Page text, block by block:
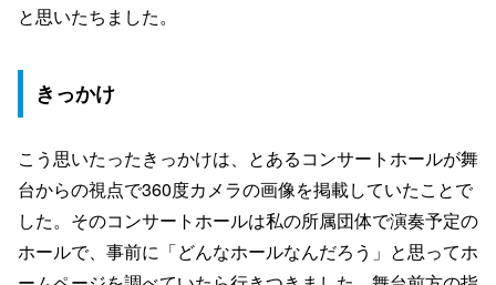
と思いたちました。
きっかけ
こう思いたったきっかけは、とあるコンサートホールが舞
台からの視点で360度カメラの画像を掲載していたことで
した。そのコンサートホールは私の所属団体で演奏予定の
ホールで、事前に「どんなホールなんだろう」と思ってホ